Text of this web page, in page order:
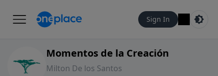
Sign In
Momentos de la Creación
Milton De los Santos